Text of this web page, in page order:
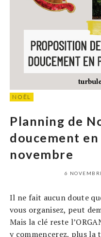
NOËL
Planning de
doucement en
novembre
6
Il ne fait aucun doute
vous organisez, peut
Mais la clé reste
y commencerez, plus la